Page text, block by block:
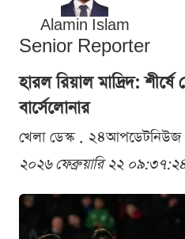
Alamin Islam
Senior Reporter
হারল রিয়াল মাদ্রিদ: শীর্ষে
বার্সেলোনার
খেলা ডেস্ক . ২৪আপডেটনিউজ
২০২৬ ফেব্রুয়ারি ২২